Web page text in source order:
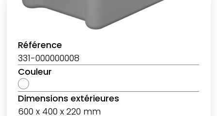
Référence
331-000000008
Couleur
Dimensions extérieures
600 x 400 x 220 mm